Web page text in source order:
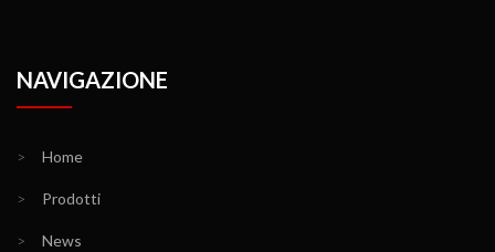
NAVIGAZIONE
> Home
> Prodotti
> News